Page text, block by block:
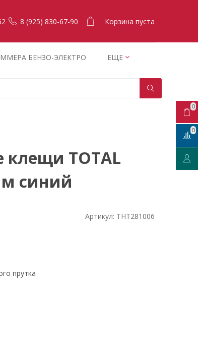
8 (925) 830-67-90 Корзина пуста
БЕНЗО-ЭЛЕКТРО ЕЩЕ
клещи TOTAL
синий
Артикул: THT281006
прутка
0
0